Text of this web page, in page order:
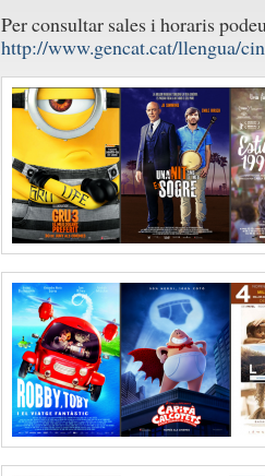
Per consultar sales i horaris
http://www.gencat.cat/llengua/